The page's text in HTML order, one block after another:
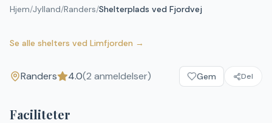
Hjem/Jylland/Randers/Shelterplads ved Fjordvej
Se alle shelters ved Limfjorden →
Upload et
godkendelse.
Shelterplads ved Fjordvej
4.0 2 anmeldelser) Randers
Randers 4.0(2 anmeldelser) Gem Del
Faciliteter